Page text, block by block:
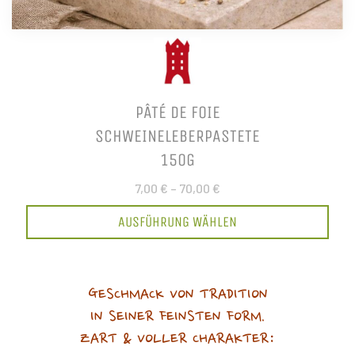
PÂTÉ DE FOIE
SCHWEINELEBERPASTETE
150G
7,00 € – 70,00 €
AUSFÜHRUNG WÄHLEN
GESCHMACK VON TRADITION
IN SEINER FEINSTEN FORM.
ZART & VOLLER CHARAKTER: